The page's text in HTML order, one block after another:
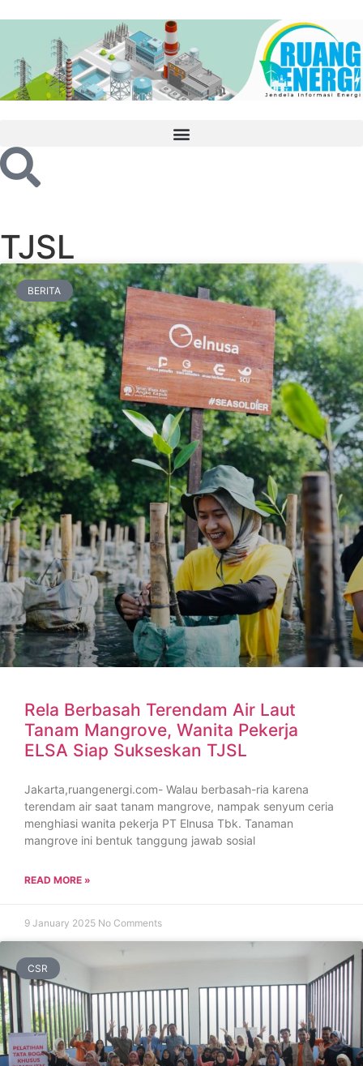
TJSL
BERITA
Rela Berbasah Terendam Air Laut
Tanam Mangrove, Wanita Pekerja
ELSA Siap Sukseskan TJSL
Jakarta,ruangenergi.com- Walau berbasah-ria karena
terendam air saat tanam mangrove, nampak senyum ceria
menghiasi wanita pekerja PT Elnusa Tbk. Tanaman
mangrove ini bentuk tanggung jawab sosial
READ MORE »
9 January 2025 No Comments
CSR